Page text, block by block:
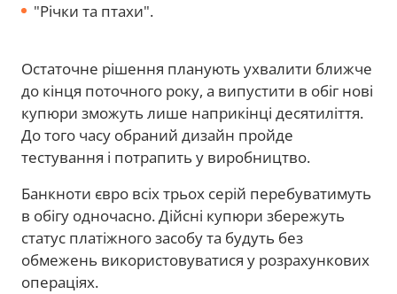
"Річки та птахи".
Остаточне рішення планують ухвалити ближче
до кінця поточного року, а випустити в обіг нові
купюри зможуть лише наприкінці десятиліття.
До того часу обраний дизайн пройде
тестування і потрапить у виробництво.
Банкноти євро всіх трьох серій перебуватимуть
в обігу одночасно. Дійсні купюри збережуть
статус платіжного засобу та будуть без
обмежень використовуватися у розрахункових
операціях.